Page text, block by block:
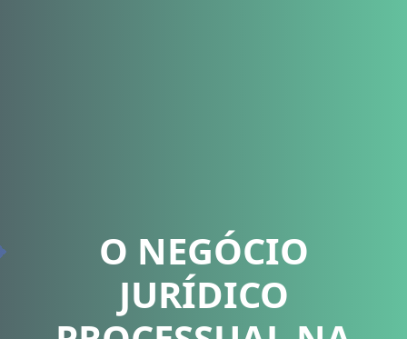
O NEGÓCIO
JURÍDICO